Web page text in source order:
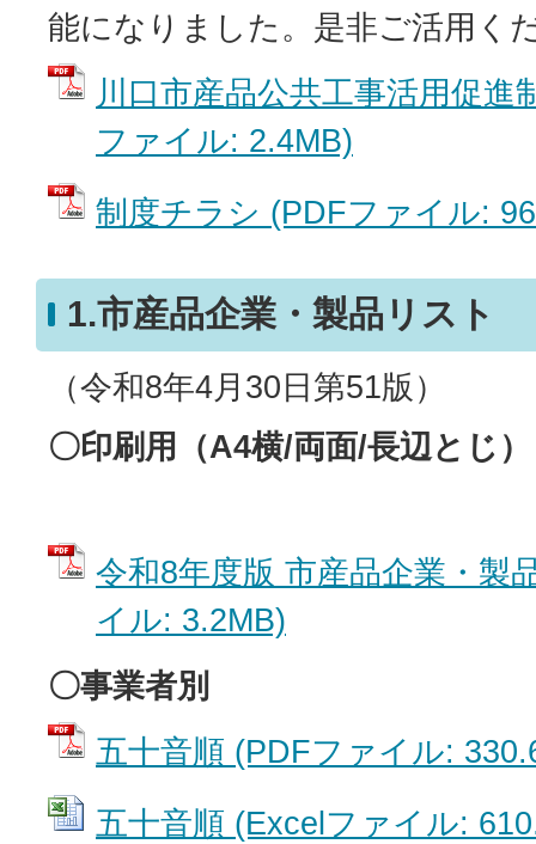
能になりました。是非ご活用く
川口市産品公共工事活用促進
ファイル: 2.4MB)
制度チラシ (PDFファイル:
1.市産品企業・製品リスト
（令和8年4月30日第51版）
〇印刷用（A4横/両面/長辺とじ）
令和8年度版 市産品企業・製
イル: 3.2MB)
〇事業者別
五十音順 (PDFファイル:
五十音順 (Excelファイル: